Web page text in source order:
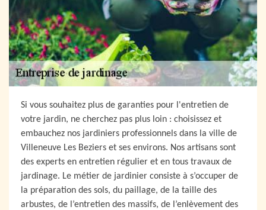
Si vous souhaitez plus de garanties pour l'entretien de
votre jardin, ne cherchez pas plus loin : choisissez et
embauchez nos jardiniers professionnels dans la ville de
Villeneuve Les Beziers et ses environs. Nos artisans sont
des experts en entretien régulier et en tous travaux de
jardinage. Le métier de jardinier consiste à s’occuper de
la préparation des sols, du paillage, de la taille des
arbustes, de l’entretien des massifs, de l’enlèvement des